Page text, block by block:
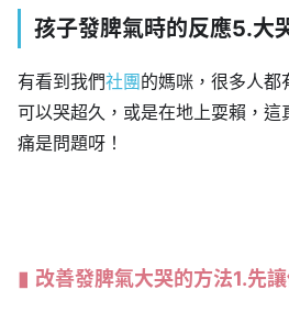
孩子發脾氣時的反應5.大
有看到我們社團的媽咪，很多人都
可以哭超久，或是在地上耍賴，
痛是問題呀！
改善發脾氣大哭的方法1.先